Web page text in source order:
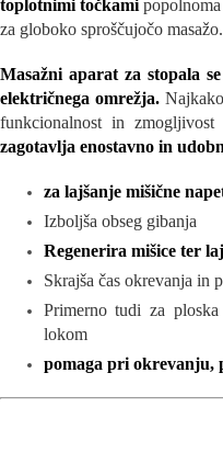
toplotnimi točkami
za globoko sproščujočo masažo.
Masažni aparat za stopala
električnega omrežja.
funkcionalnost in zmogljivost
zagotavlja enostavno in
za lajšanje mišične
Izboljša obseg gibanja
Regenerira mišice ter
Skrajša čas okrevanja in
Primerno tudi za
lokom
pomaga pri okrevanju,